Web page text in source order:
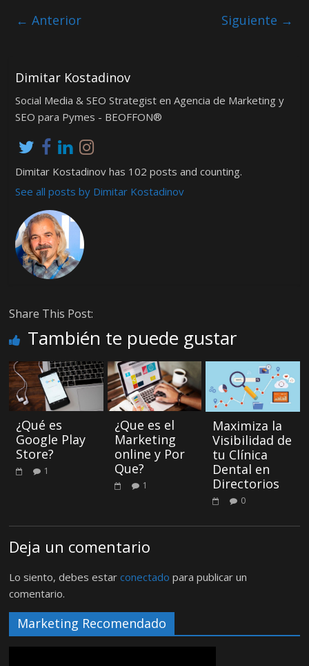
← Anterior Siguiente →
Dimitar Kostadinov
Social Media & SEO Strategist en Agencia de Marketing y
SEO para Pymes - BEOFFON®
Dimitar Kostadinov has 102 posts and counting.
See all posts by Dimitar Kostadinov
Share This Post:
También te puede gustar
¿Qué es
Google Play
Store?
1
¿Que es el
Marketing
online y Por
Que?
1
Maximiza la
Visibilidad de
tu Clínica
Dental en
Directorios
0
Deja un comentario
Lo siento, debes estarconectado para publicar un
comentario.
Marketing Recomendado